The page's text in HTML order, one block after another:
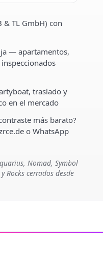
TL GmbH) con
— apartamentos,
traslado y
en el mercado
más barato?
o WhatsApp
Nomad, Symbol
Rocks cerrados desde